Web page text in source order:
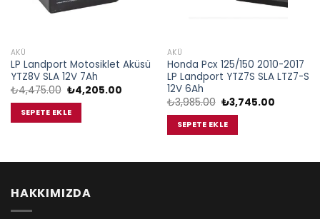
AKÜ
LP Landport Motosiklet Aküsü
YTZ8V SLA 12V 7Ah
₺4,475.00 Orijinal
fiyat:
₺4,475.00.
₺4,205.00Şu
₺4,205.00.
SEPETE EKLE
AKÜ
Honda Pcx 125/150 2010-2017
LP Landport YTZ7S SLA LTZ7-S
12V 6Ah
₺3,985.00 Orijinal
fiyat:
₺3,985.00.
₺3,745.00Şu
SEPETE EKLE
HAKKIMIZDA